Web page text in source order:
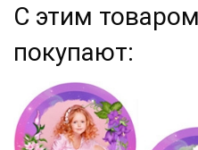
С этим
покупают: